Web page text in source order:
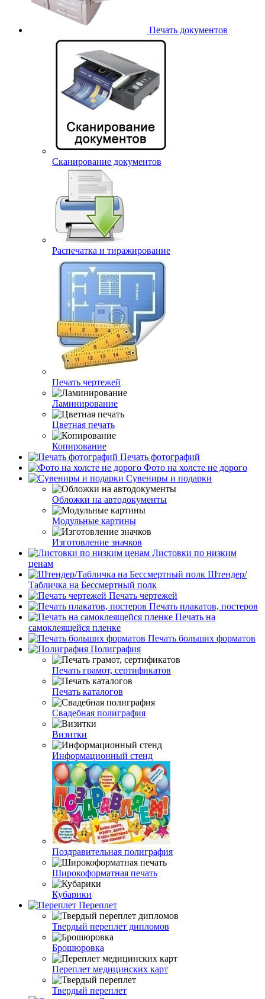
Печать документов
Сканирование документов
Распечатка и тиражирование
Печать чертежей
Ламинирование
Цветная печать
Копирование
Печать фотографий
Фото на холсте не дорого
Сувениры и подарки
Обложки на автодокументы
Модульные картины
Изготовление значков
Листовки по низким
ценам
Штендер/
Табличка на Бессмертный полк
Печать чертежей
Печать плакатов, постеров
Печать на
самоклеящейся пленке
Печать больших форматов
Полиграфия
Печать грамот, сертификатов
Печать каталогов
Свадебная полиграфия
Визитки
Информационный стенд
Поздравительная полиграфия
Широкоформатная печать
Кубарики
Переплет
Твердый переплет дипломов
Брошюровка
Переплет медицинских карт
Твердый переплет